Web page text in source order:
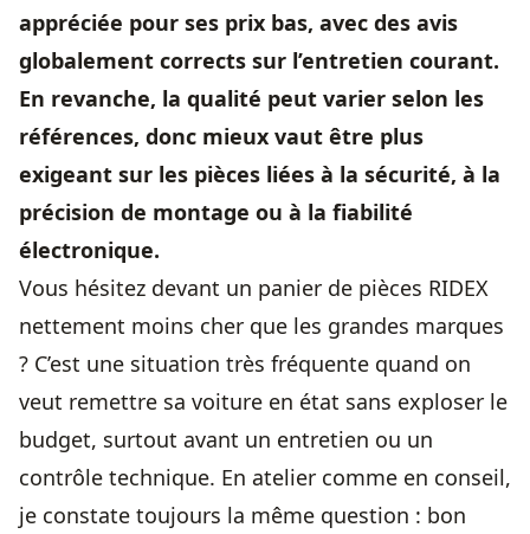
appréciée pour ses prix bas, avec des avis
globalement corrects sur l’entretien courant.
En revanche, la qualité peut varier selon les
références, donc mieux vaut être plus
exigeant sur les pièces liées à la sécurité, à la
précision de montage ou à la fiabilité
électronique.
Vous hésitez devant un panier de pièces RIDEX
nettement moins cher que les grandes marques
? C’est une situation très fréquente quand on
veut remettre sa voiture en état sans exploser le
budget, surtout avant un entretien ou un
contrôle technique. En atelier comme en conseil,
je constate toujours la même question : bon